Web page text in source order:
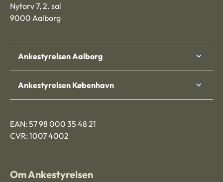
Nytorv 7, 2. sal
9000 Aalborg
Ankestyrelsen Aalborg
Ankestyrelsen København
EAN: 57 98 000 35 48 21
CVR: 1007 4002
Om Ankestyrelsen